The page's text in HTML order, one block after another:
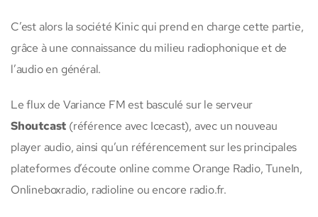
C’est alors la société Kinic qui prend en charge cette partie,
grâce à une connaissance du milieu radiophonique et de
l’audio en général.
Le flux de Variance FM est basculé sur le serveur
Shoutcast (référence avec Icecast), avec un nouveau
player audio, ainsi qu’un référencement sur les principales
plateformes d’écoute online comme Orange Radio, TuneIn,
Onlineboxradio, radioline ou encore radio.fr.